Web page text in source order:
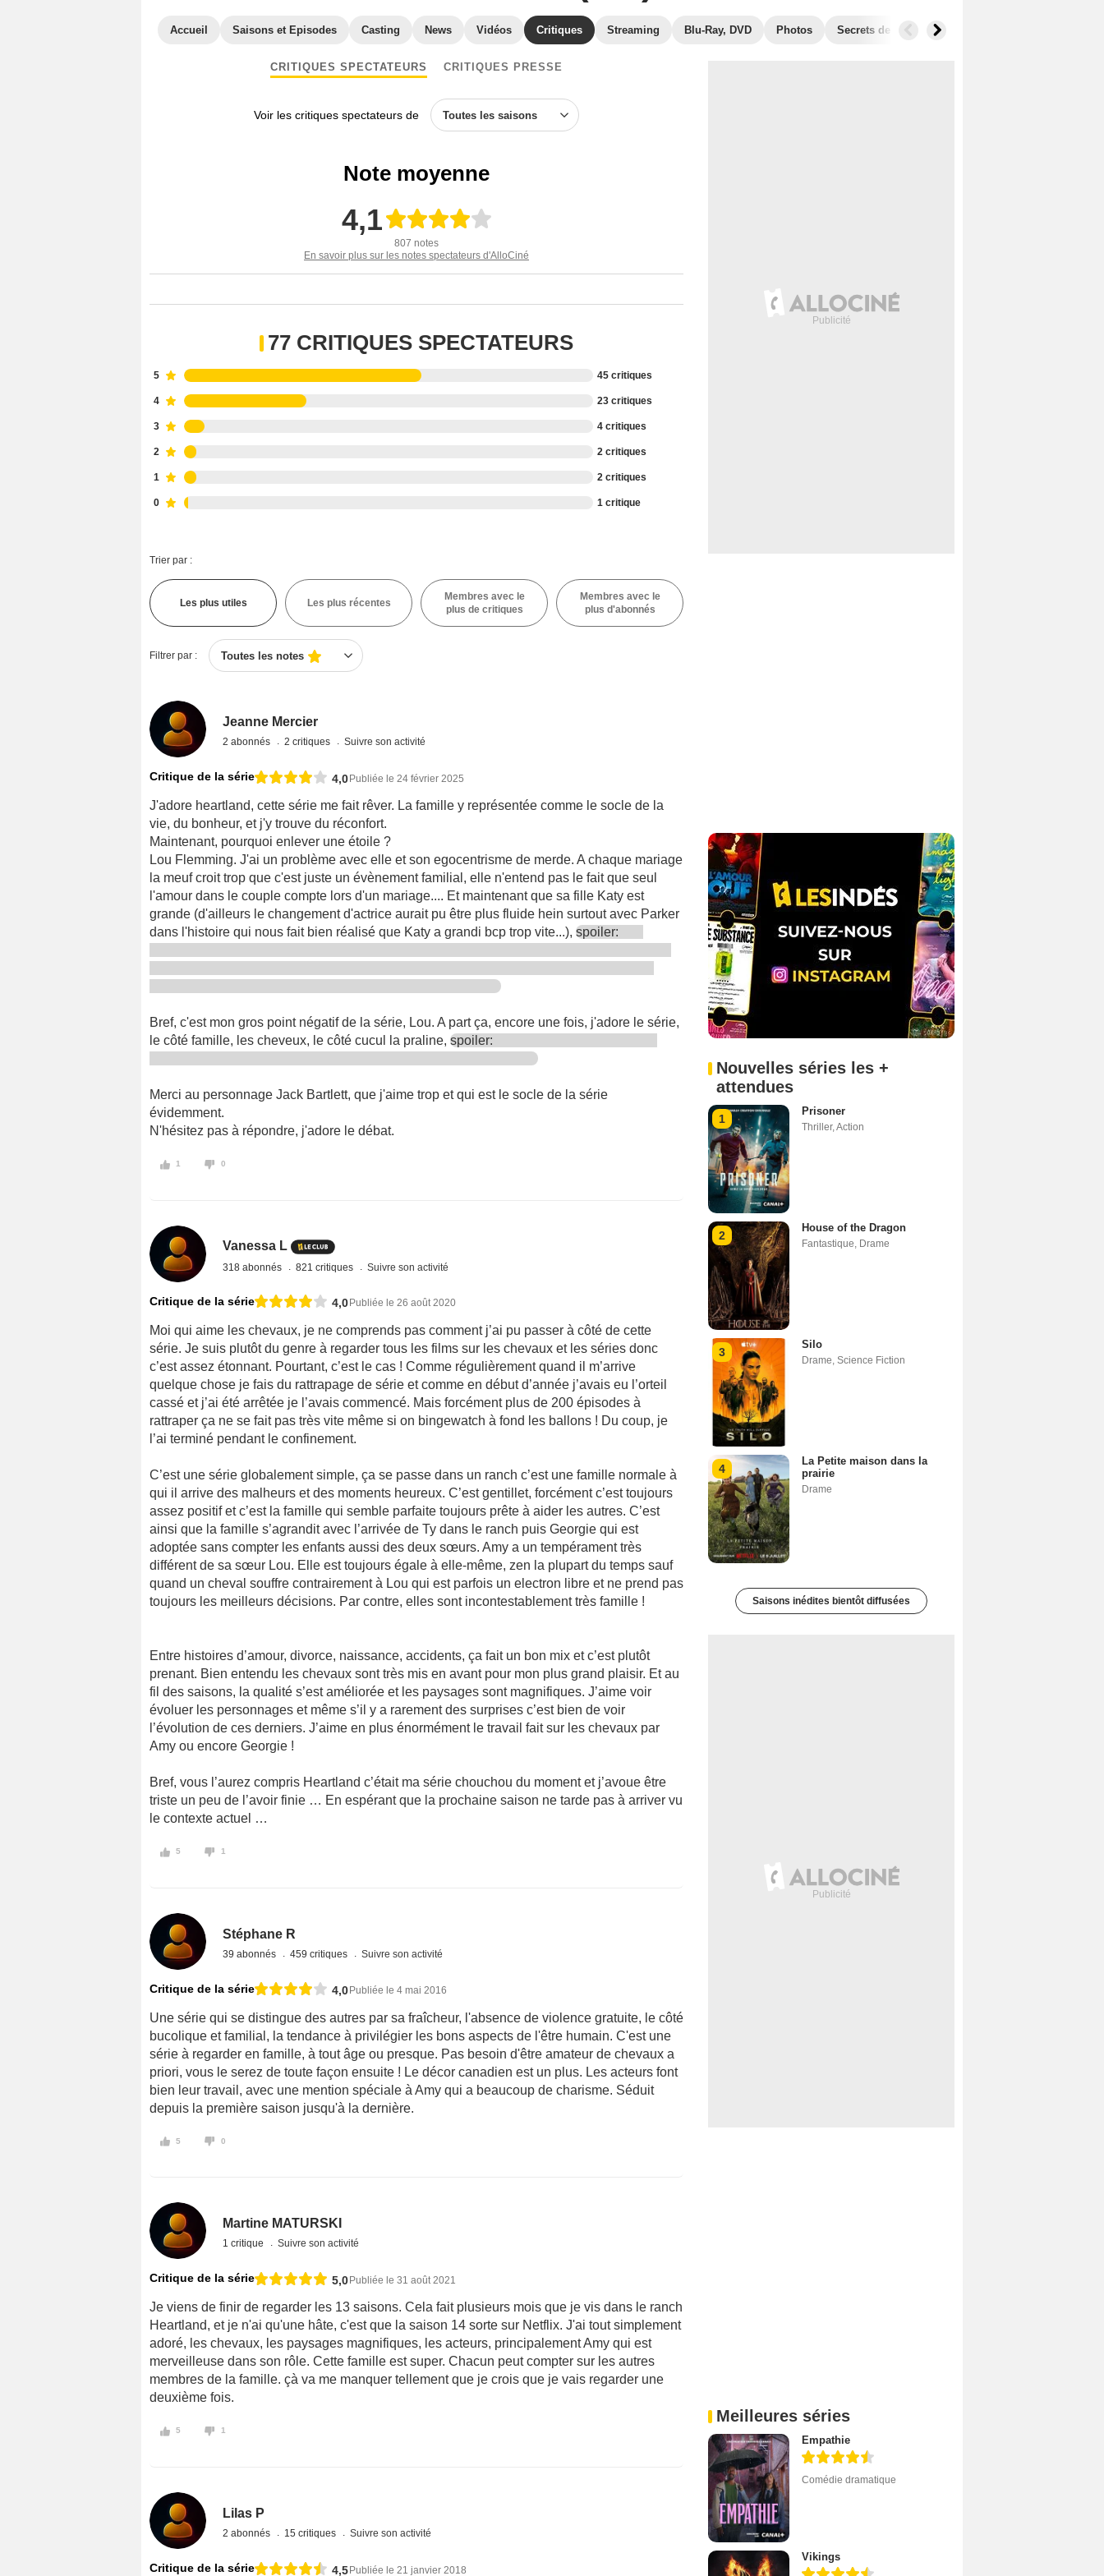
Accueil Saisons et Episodes Casting News Vidéos Critiques Streaming Blu-Ray, DVD Photos Secrets de tournage
CRITIQUES SPECTATEURS CRITIQUES PRESSE
Voir les critiques spectateurs de Toutes les saisons
Note moyenne
4,1
807 notes
En savoir plus sur les notes spectateurs d'AlloCiné
77 CRITIQUES SPECTATEURS
5 45 critiques
4 23 critiques
3 4 critiques
2 2 critiques
1 2 critiques
0 1 critique
Trier par :
Les plus utiles Les plus récentes
Membres avec le
plus de critiques
Membres avec le
plus d'abonnés
Filtrer par : Toutes les notes
Jeanne Mercier
2 abonnés 2 critiques Suivre son activité
Critique de la série 4,0Publiée le 24 février 2025
J'adore heartland, cette série me fait rêver. La famille y représentée comme le socle de la
vie, du bonheur, et j'y trouve du réconfort.
Maintenant, pourquoi enlever une étoile ?
Lou Flemming. J'ai un problème avec elle et son egocentrisme de merde. A chaque mariage
la meuf croit trop que c'est juste un évènement familial, elle n'entend pas le fait que seul
l'amour dans le couple compte lors d'un mariage.... Et maintenant que sa fille Katy est
grande (d'ailleurs le changement d'actrice aurait pu être plus fluide hein surtout avec Parker
dans l'histoire qui nous fait bien réalisé que Katy a grandi bcp trop vite...), spoiler:
Bref, c'est mon gros point négatif de la série, Lou. A part ça, encore une fois, j'adore le série,
le côté famille, les cheveux, le côté cucul la praline, spoiler:
Merci au personnage Jack Bartlett, que j'aime trop et qui est le socle de la série
évidemment.
N'hésitez pas à répondre, j'adore le débat.
1 0
Vanessa L
318 abonnés 821 critiques Suivre son activité
Critique de la série 4,0 Publiée le 26 août 2020
Moi qui aime les chevaux, je ne comprends pas comment j’ai pu passer à côté de cette
série. Je suis plutôt du genre à regarder tous les films sur les chevaux et les séries donc
c’est assez étonnant. Pourtant, c’est le cas ! Comme régulièrement quand il m’arrive
quelque chose je fais du rattrapage de série et comme en début d’année j’avais eu l’orteil
cassé et j’ai été arrêtée je l’avais commencé. Mais forcément plus de 200 épisodes à
rattraper ça ne se fait pas très vite même si on bingewatch à fond les ballons ! Du coup, je
l’ai terminé pendant le confinement.
C’est une série globalement simple, ça se passe dans un ranch c’est une famille normale à
qui il arrive des malheurs et des moments heureux. C’est gentillet, forcément c’est toujours
assez positif et c’est la famille qui semble parfaite toujours prête à aider les autres. C’est
ainsi que la famille s’agrandit avec l’arrivée de Ty dans le ranch puis Georgie qui est
adoptée sans compter les enfants aussi des deux sœurs. Amy a un tempérament très
différent de sa sœur Lou. Elle est toujours égale à elle-même, zen la plupart du temps sauf
quand un cheval souffre contrairement à Lou qui est parfois un electron libre et ne prend pas
toujours les meilleurs décisions. Par contre, elles sont incontestablement très famille !
Entre histoires d’amour, divorce, naissance, accidents, ça fait un bon mix et c’est plutôt
prenant. Bien entendu les chevaux sont très mis en avant pour mon plus grand plaisir. Et au
fil des saisons, la qualité s’est améliorée et les paysages sont magnifiques. J’aime voir
évoluer les personnages et même s’il y a rarement des surprises c’est bien de voir
l’évolution de ces derniers. J’aime en plus énormément le travail fait sur les chevaux par
Amy ou encore Georgie !
Bref, vous l’aurez compris Heartland c’était ma série chouchou du moment et j’avoue être
triste un peu de l’avoir finie … En espérant que la prochaine saison ne tarde pas à arriver vu
le contexte actuel …
5 1
Stéphane R
39 abonnés 459 critiques Suivre son activité
Critique de la série 4,0 Publiée le 4 mai 2016
Une série qui se distingue des autres par sa fraîcheur, l'absence de violence gratuite, le côté
bucolique et familial, la tendance à privilégier les bons aspects de l'être humain. C'est une
série à regarder en famille, à tout âge ou presque. Pas besoin d'être amateur de chevaux a
priori, vous le serez de toute façon ensuite ! Le décor canadien est un plus. Les acteurs font
bien leur travail, avec une mention spéciale à Amy qui a beaucoup de charisme. Séduit
depuis la première saison jusqu'à la dernière.
5 0
Martine MATURSKI
1 critique Suivre son activité
Critique de la série 5,0 Publiée le 31 août 2021
Je viens de finir de regarder les 13 saisons. Cela fait plusieurs mois que je vis dans le ranch
Heartland, et je n'ai qu'une hâte, c'est que la saison 14 sorte sur Netflix. J'ai tout simplement
adoré, les chevaux, les paysages magnifiques, les acteurs, principalement Amy qui est
merveilleuse dans son rôle. Cette famille est super. Chacun peut compter sur les autres
membres de la famille. çà va me manquer tellement que je crois que je vais regarder une
deuxième fois.
5 1
Lilas P
2 abonnés 15 critiques Suivre son activité
Critique de la série 4,5Publiée le 21 janvier 2018
Nouvelles séries les +
attendues
1
Prisoner
Thriller,Action
2
House of the Dragon
Fantastique, Drame
3
Silo
Drame, Science Fiction
4
La Petite maison dans la
prairie
Drame
Saisons inédites bientôt diffusées
Meilleures séries
Empathie
Comédie dramatique
Vikings